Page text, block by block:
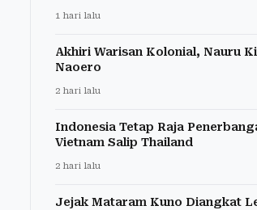
1 hari lalu
Akhiri Warisan Kolonial, Nauru
Naoero
2 hari lalu
Indonesia Tetap Raja
Vietnam Salip Thailand
2 hari lalu
Jejak Mataram Kuno Diangkat